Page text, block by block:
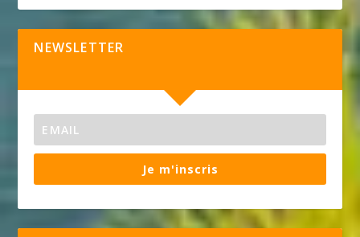
NEWSLETTER
Je m'inscris